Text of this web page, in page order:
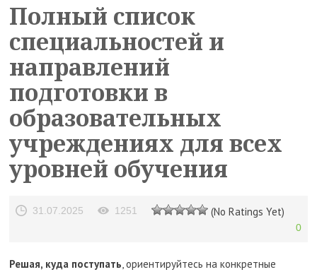
Полный список
специальностей и
направлений
подготовки в
образовательных
учреждениях для всех
уровней обучения
31.07.2025 1251 (No Ratings Yet)
0
Решая, куда поступать, ориентируйтесь на конкретные